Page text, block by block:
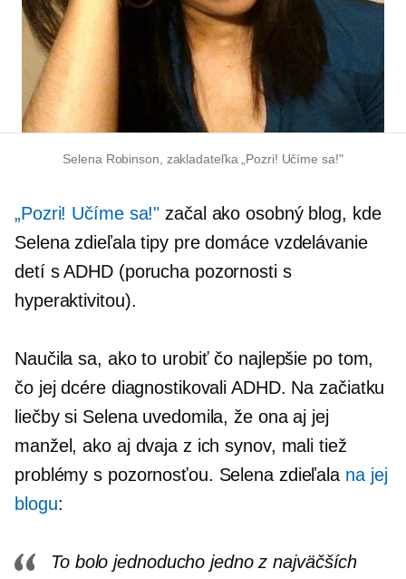
Selena Robinson, zakladateľka „Pozri! Učíme sa!"
„Pozri! Učíme sa!" začal ako osobný blog, kde
Selena zdieľala tipy pre domáce vzdelávanie
detí s ADHD (porucha pozornosti s
hyperaktivitou).
Naučila sa, ako to urobiť čo najlepšie po tom,
čo jej dcére diagnostikovali ADHD. Na začiatku
liečby si Selena uvedomila, že ona aj jej
manžel, ako aj dvaja z ich synov, mali tiež
problémy s pozornosťou. Selena zdieľala na jej
blogu:
To bolo jednoducho jedno z najväčších